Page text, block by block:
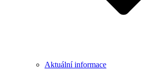
Aktuální informace